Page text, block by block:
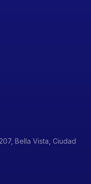
Bella Vista, Ciudad